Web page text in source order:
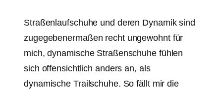
Straßenlaufschuhe und deren Dynamik sind
zugegebenermaßen recht ungewohnt für
mich, dynamische Straßenschuhe fühlen
sich offensichtlich anders an, als
dynamische Trailschuhe. So fällt mir die